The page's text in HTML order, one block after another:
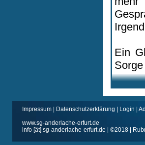
Ein
Impressum Datenschutzerklärung Login
www.sg-anderlache-erfurt.de
info [ät] sg-anderlache-erfurt.de | ©2018 |